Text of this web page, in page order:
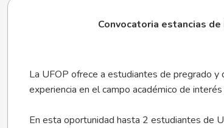
Convocatoria estancias de
La UFOP ofrece a estudiantes de pregrado
experiencia en el campo académico de
En esta oportunidad hasta 2 estudiantes de